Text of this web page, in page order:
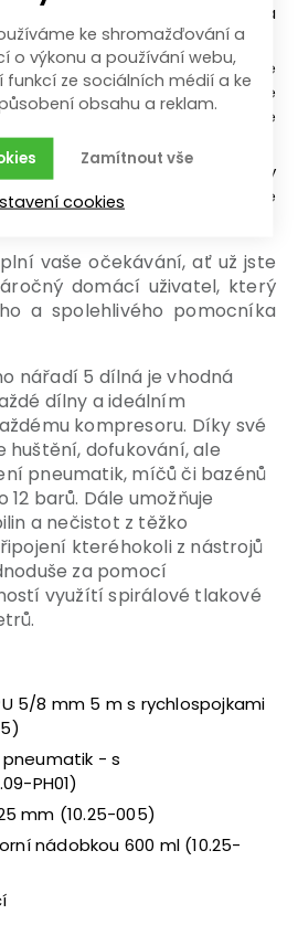
životnost kompresoru a
Vybaven kolečky pro snadné
námahy. Přední kolečko lze
pevné a bezpečné
během používání.
tlakový ventil a manometry
kontrolu tlaku a bezpečné
vaše očekávání, ať už jste
domácí uživatel, který
a spolehlivého pomocníka
nářadí 5 dílná je vhodná
dílny a ideálním
kompresoru. Díky své
huštění, dofukování, ale
pneumatik, míčů či bazénů
barů. Dále umožňuje
a nečistot z těžko
kteréhokoli z nástrojů
za pomocí
využítí spirálové tlakové
5/8 mm 5 m s rychlospojkami
- s
PH01)
mm (10.25-005)
nádobkou 600 ml (10.25-
ke shromažďování a
o výkonu a používání webu,
ze sociálních médií a ke
obsahu a reklam.
Zamítnout vše
cookies